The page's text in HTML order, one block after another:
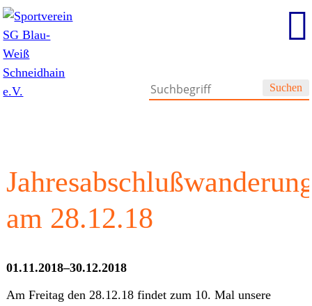
Suchen
am 28.12.18
01.11.2018–30.12.2018
Am Freitag den 28.12.18 findet zum 10. Mal unsere